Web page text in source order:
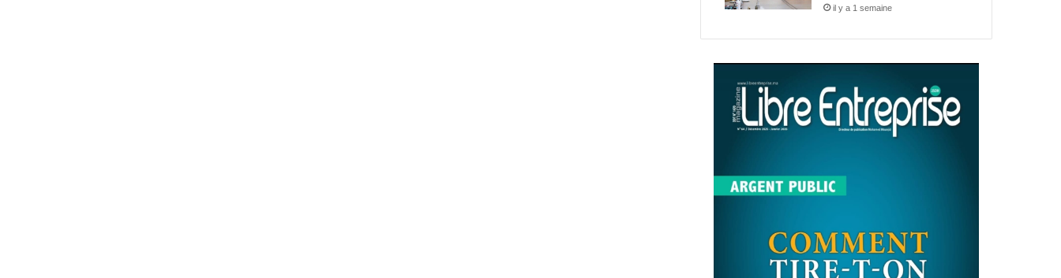
il y a 1 semaine